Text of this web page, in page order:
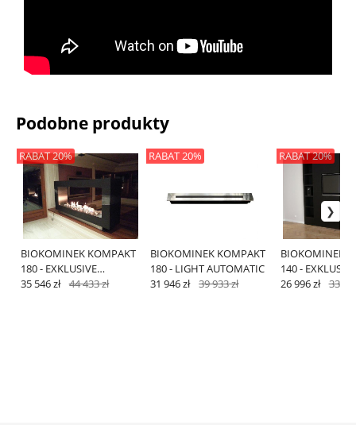
Podobne produkty
BIOKOMINEK KOMPAKT
180 - EXKLUSIVE
AUTOMATIC
RABAT 20%
35 546 zł 44 433 zł
BIOKOMINEK KOMPAKT
180 - LIGHT AUTOMATIC
RABAT 20%
31 946 zł 39 933 zł
BIOKOMINEK
140 - EXKLUSIVE
AUTOMATIC
RABAT 20%
26 996 zł 33